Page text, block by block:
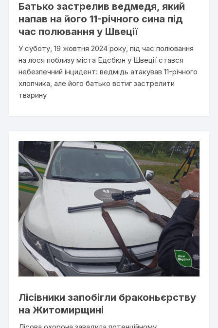
Батько застрелив ведмедя, який
напав на його 11-річного сина під
час полювання у Швеції
У суботу, 19 жовтня 2024 року, під час полювання
на лося поблизу міста Едсбюн у Швеції стався
небезпечний інцидент: ведмідь атакував 11-річного
хлопчика, але його батько встиг застрелити
тварину
Лісівники запобігли браконьєрству
на Житомирщині